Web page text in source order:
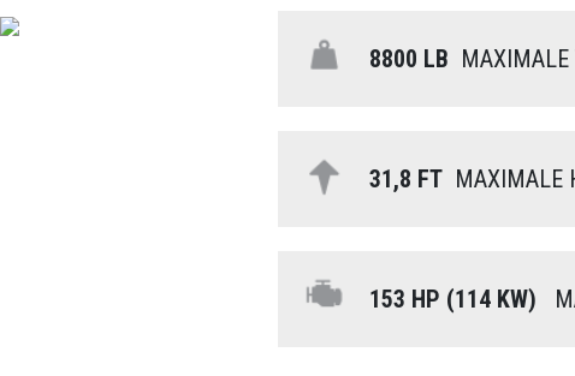
8800 LB MAXIMALE
31,8 FTMAXIMALE
153 HP (114 KW)